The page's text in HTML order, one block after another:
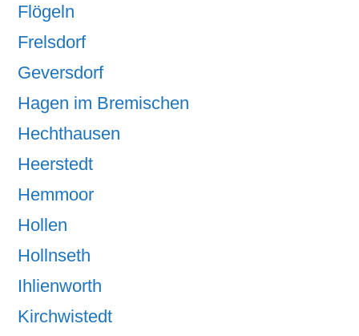
Flögeln
Frelsdorf
Geversdorf
Hagen im Bremischen
Hechthausen
Heerstedt
Hemmoor
Hollen
Hollnseth
Ihlienworth
Kirchwistedt